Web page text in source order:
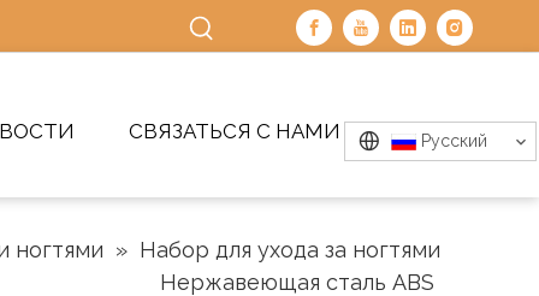
СВЯЗАТЬСЯ С НАМИ Pусский
ногтями » Набор для ухода за ногтями
Нержавеющая сталь ABS